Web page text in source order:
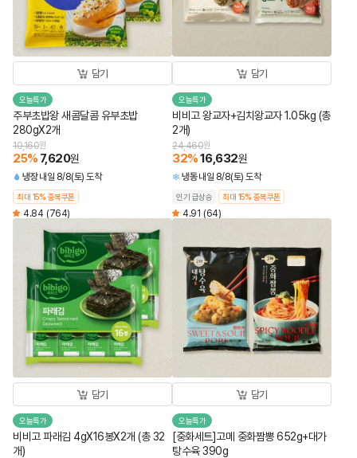
담기
오늘특가
주부초밥왕 새콤달콤 유부초밥
280gX2개
10,160원
25% 7,620원
냉장 내일 8/8(토) 도착
최대 15% 중복쿠폰
4.84 (764)
담기
오늘특가
비비고 왕교자+김치왕교자 1.05kg (총
2개)
24,460원
32%16,632원
냉동 내일 8/8(토) 도착
인기 급상승 최대 15% 중복쿠폰
4.91 (64)
담기
오늘특가
비비고 파래김 4gX16봉X2개 (총 32
개)
담기
오늘특가
[중화세트]고메 중화짬뽕 652g+대가
탕수육 390g